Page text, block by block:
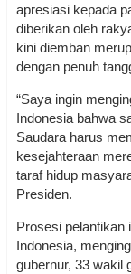
apresiasi kepada
diberikan oleh
kini diemban
dengan penuh
“Saya ingin
Indonesia bahwa
Saudara harus
kesejahteraan
taraf hidup
Presiden.
Prosesi pelantikan
Indonesia,
gubernur, 33 wakil